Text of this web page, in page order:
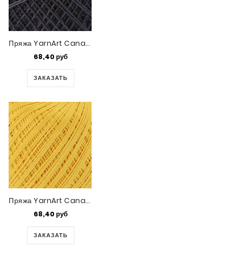
Пряжа YarnArt Canarias (9999)
68,40 руб
ЗАКАЗАТЬ
Пряжа YarnArt Canarias (6347)
68,40 руб
ЗАКАЗАТЬ